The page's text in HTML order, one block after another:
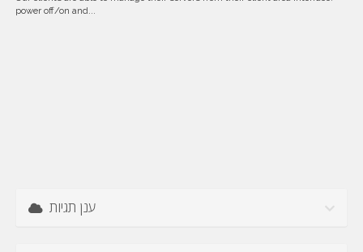
power off/on and...
ענן תגיות